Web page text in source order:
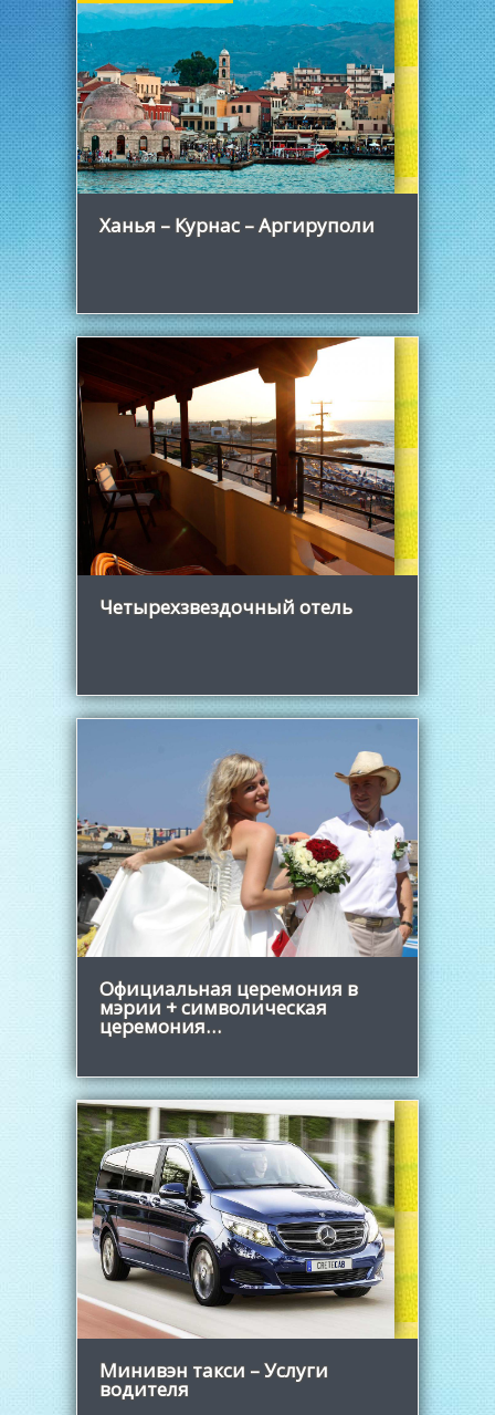
Узнать больше
Ханья – Курнас – Аргируполи
Подробнее
Четырехзвездочный отель
Узнать больше
Официальная церемония в
мэрии + символическая
церемония…
Узнать больше
Минивэн такси – Услуги
водителя